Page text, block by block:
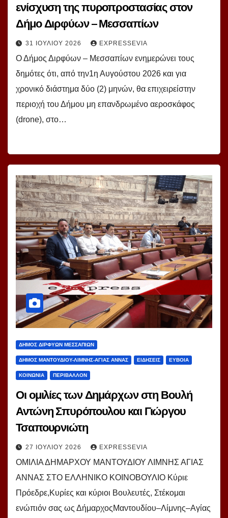
ενίσχυση της πυροπροστασίας στον
Δήμο Διρφύων – Μεσσαπίων
31 ΙΟΥΛΊΟΥ 2026 EXPRESSEVIA
Ο Δήμος Διρφύων – Μεσσαπίων ενημερώνει τους
δημότες ότι, από την1η Αυγούστου 2026 και για
χρονικό διάστημα δύο (2) μηνών, θα επιχειρείστην
περιοχή του Δήμου μη επανδρωμένο αεροσκάφος
(drone), στο…
ΔΗΜΟΣ ΔΙΡΦΥΩΝ ΜΕΣΣΑΠΙΩΝ
ΔΗΜΟΣ ΜΑΝΤΟΥΔΙΟΥ-ΛΙΜΝΗΣ-ΑΓΙΑΣ ΑΝΝΑΣ ΕΙΔΗΣΕΙΣ ΕΥΒΟΙΑ
ΚΟΙΝΩΝΙΑ ΠΕΡΙΒΑΛΛΟΝ
Οι ομιλίες των Δημάρχων στη Βουλή
Αντώνη Σπυρόπουλου και Γιώργου
Τσαπουρνιώτη
27 ΙΟΥΛΊΟΥ 2026 EXPRESSEVIA
ΟΜΙΛΙΑ ΔΗΜΑΡΧΟΥ ΜΑΝΤΟΥΔΙΟΥ ΛΙΜΝΗΣ ΑΓΙΑΣ
ΑΝΝΑΣ ΣΤΟ ΕΛΛΗΝΙΚΟ ΚΟΙΝΟΒΟΥΛΙΟ Κύριε
Πρόεδρε,Κυρίες και κύριοι Βουλευτές, Στέκομαι
ενώπιόν σας ως ΔήμαρχοςΜαντουδίου–Λίμνης–Αγίας